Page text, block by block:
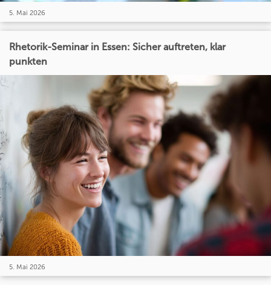
5. Mai 2026
Rhetorik-Seminar in Essen: Sicher auftreten, klar
punkten
5. Mai 2026